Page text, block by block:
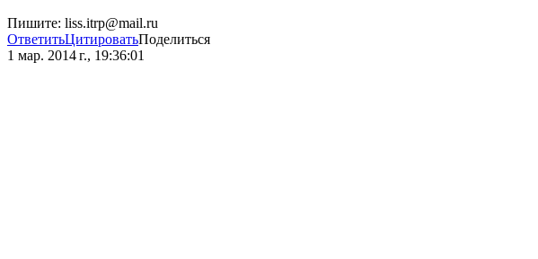
Пишите: liss.itrp@mail.ru
ОтветитьЦитироватьПоделиться
1 мар. 2014 г., 19:36:01